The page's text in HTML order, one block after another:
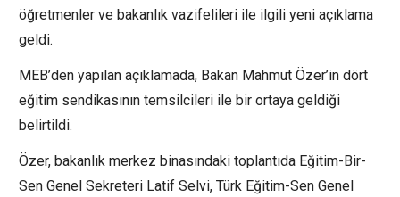
öğretmenler ve bakanlık vazifelileri ile ilgili yeni açıklama
geldi.
MEB’den yapılan açıklamada, Bakan Mahmut Özer’in dört
eğitim sendikasının temsilcileri ile bir ortaya geldiği
belirtildi.
Özer, bakanlık merkez binasındaki toplantıda Eğitim-Bir-
Sen Genel Sekreteri Latif Selvi, Türk Eğitim-Sen Genel